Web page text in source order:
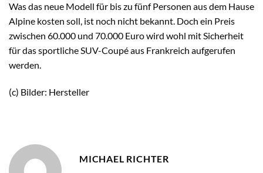
Was das neue Modell für bis zu fünf Personen aus dem Hause
Alpine kosten soll, ist noch nicht bekannt. Doch ein Preis
zwischen 60.000 und 70.000 Euro wird wohl mit Sicherheit
für das sportliche SUV-Coupé aus Frankreich aufgerufen
werden.
(c) Bilder: Hersteller
MICHAEL RICHTER